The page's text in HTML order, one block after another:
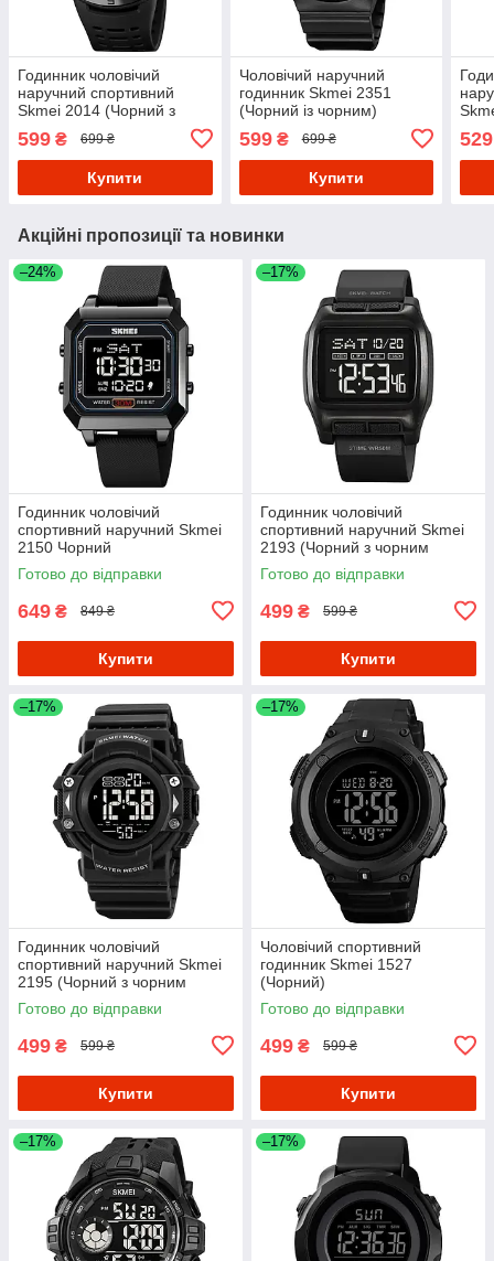
Годинник чоловічий
наручний спортивний
Skmei 2014 (Чорний з
599 ₴ 699 ₴
Купити
Чоловічий наручний
годинник Skmei 2351
(Чорний із чорним)
599₴ 699 ₴
Купити
529
Акційні пропозиції та новинки
–24%
Годинник чоловічий
спортивний наручний Skmei
2150 Чорний
Готово до відправки
649 ₴ 849 ₴
Купити
–17%
Годинник чоловічий
спортивний наручний Skmei
2193 (Чорний з чорним
циферблатом)
Готово до відправки
499 ₴ 599 ₴
Купити
–17%
Годинник чоловічий
спортивний наручний Skmei
2195 (Чорний з чорним
циферблатом)
Готово до відправки
499 ₴ 599 ₴
Купити
–17%
Чоловічий спортивний
годинник Skmei 1527
(Чорний)
Готово до відправки
499 ₴ 599 ₴
Купити
–17% –17%